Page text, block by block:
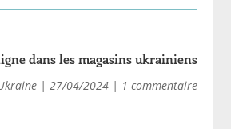
dans les magasins ukrainiens
| 27/04/2024| 1 commentaire